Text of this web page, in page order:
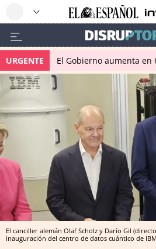
URGENTE El Gobierno aumenta
El canciller alemán Olaf Scholz y Darío Gil
inauguración del centro de datos cuántico de